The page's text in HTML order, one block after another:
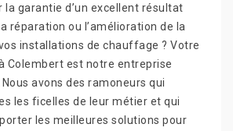
la garantie d’un excellent résultat
réparation ou l’amélioration de la
installations de chauffage ? Votre
Colembert est notre entreprise
avons des ramoneurs qui
les ficelles de leur métier et qui
les meilleures solutions pour